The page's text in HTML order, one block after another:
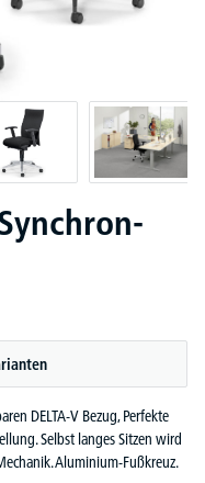
DELTA-V Bezug, Perfekte
Selbst langes Sitzen wird
Aluminium-Fußkreuz.